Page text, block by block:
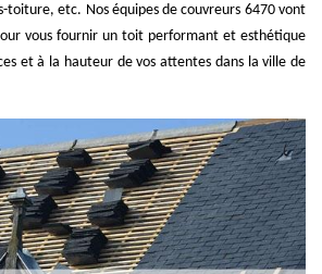
toiture, etc. Nos équipes de couvreurs 6470 vont
vous fournir un toit performant et esthétique
et à la hauteur de vos attentes dans la ville de